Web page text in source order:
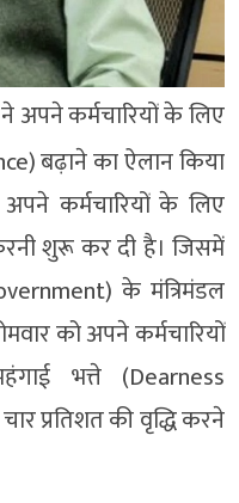
अपने कर्मचारियों के लिए
बढ़ाने का ऐलान किया
कर्मचारियों के लिए
शुरू कर दी है। जिसमें
के मंत्रिमंडल
को अपने कर्मचारियों
भत्ते (Dearness
प्रतिशत की वृद्धि करने